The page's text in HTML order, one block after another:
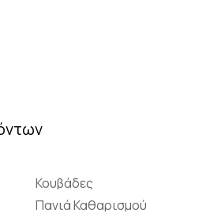
Κουβάδες
Πανιά Καθαρισμού